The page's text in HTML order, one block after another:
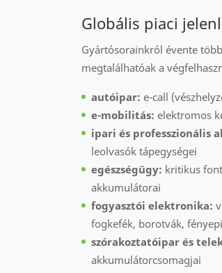
Globális piaci
Gyártósorainkról évente
megtalálhatóak a
autóipar: e-call
e-mobilitás: elektromos
ipari és professzionális
leolvasók tápegységei
egészségügy: kritikus
akkumulátorai
fogyasztói elektronika:
fogkefék, borotvák,
szórakoztatóipar és
akkumulátorcsomagjai